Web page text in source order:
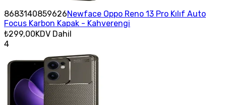
8683140859626Newface Oppo Reno 13 Pro Kılıf Auto
Focus Karbon Kapak - Kahverengi
₺299,00KDV Dahil
4